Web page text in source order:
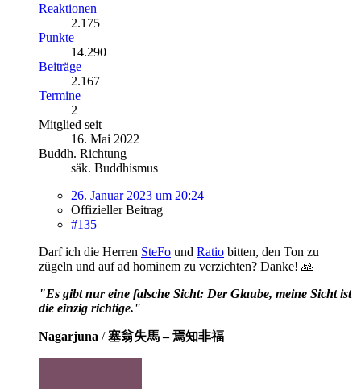
Reaktionen
2.175
Punkte
14.290
Beiträge
2.167
Termine
2
Mitglied seit
16. Mai 2022
Buddh. Richtung
säk. Buddhismus
26. Januar 2023 um 20:24
Offizieller Beitrag
#135
Darf ich die Herren SteFo und Ratio bitten, den Ton zu
zügeln und auf ad hominem zu verzichten? Danke! 🙏
"Es gibt nur eine falsche Sicht: Der Glaube, meine Sicht ist
die einzig richtige."
Nagarjuna /塞翁失馬 – 焉知非福